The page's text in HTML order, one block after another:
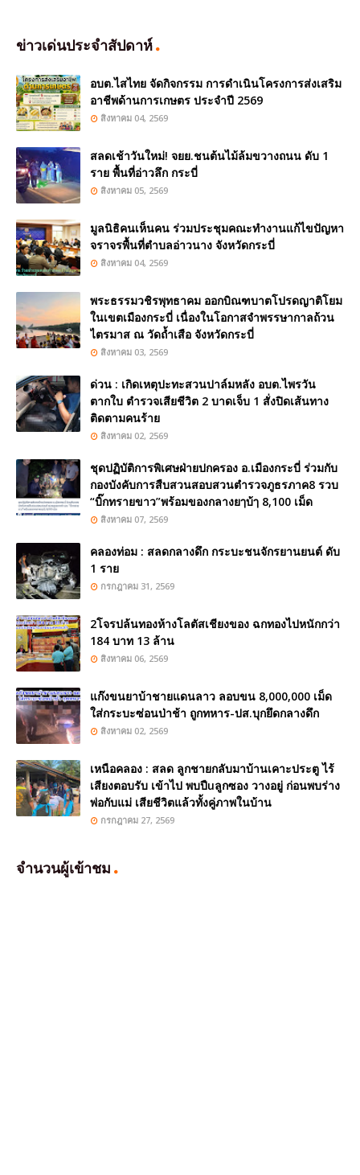
ข่าวเด่นประจำสัปดาห์
อบต.ไสไทย จัดกิจกรรม การดำเนินโครงการส่งเสริม
อาชีพด้านการเกษตร ประจำปี 2569
สิงหาคม 04, 2569
สลดเช้าวันใหม่! จยย.ชนต้นไม้ล้มขวางถนน ดับ 1
ราย พื้นที่อ่าวลึก กระบี่
สิงหาคม 05, 2569
มูลนิธิคนเห็นคน ร่วมประชุมคณะทำงานแก้ไขปัญหา
จราจรพื้นที่ตำบลอ่าวนาง จังหวัดกระบี่
สิงหาคม 04, 2569
พระธรรมวชิรพุทธาคม ออกบิณฑบาตโปรดญาติโยม
ในเขตเมืองกระบี่ เนื่องในโอกาสจำพรรษากาลถ้วน
ไตรมาส ณ วัดถ้ำเสือ จังหวัดกระบี่
สิงหาคม 03, 2569
ด่วน : เกิดเหตุปะทะสวนปาล์มหลัง อบต.ไพรวัน
ตากใบ ตำรวจเสียชีวิต 2 บาดเจ็บ 1 สั่งปิดเส้นทาง
ติดตามคนร้าย
สิงหาคม 02, 2569
ชุดปฏิบัติการพิเศษฝ่ายปกครอง อ.เมืองกระบี่ ร่วมกับ
กองบังคับการสืบสวนสอบสวนตำรวจภูธรภาค8 รวบ
“บิ๊กทรายขาว”พร้อมของกลางยๅบ้ๅ 8,100 เม็ด
สิงหาคม 07, 2569
คลองท่อม : สลดกลางดึก กระบะชนจักรยานยนต์ ดับ
1 ราย
กรกฎาคม 31, 2569
2โจรปล้นทองห้างโลตัสเชียงของ ฉกทองไปหนักกว่า
184 บาท 13 ล้าน
สิงหาคม 06, 2569
แก๊งขนยาบ้าชายแดนลาว ลอบขน 8,000,000 เม็ด
ใส่กระบะซ่อนป่าช้า ถูกทหาร-ปส.บุกยึดกลางดึก
สิงหาคม 02, 2569
เหนือคลอง : สลด ลูกชายกลับมาบ้านเคาะประตู ไร้
เสียงตอบรับ เข้าไป พบปืuลูกซอง วางอยู่ ก่อนพบร่าง
พ่อกับแม่ เสียชีวิตแล้วทั้งคู่ภาพในบ้าน
กรกฎาคม 27, 2569
จำนวนผู้เข้าชม